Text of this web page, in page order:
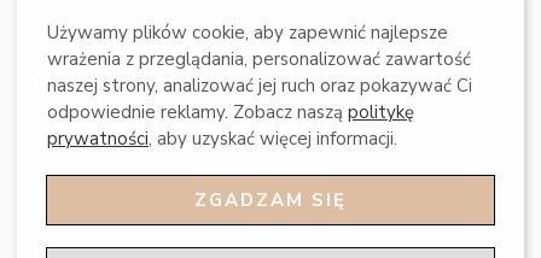
METODY PŁATNOŚCI
©2024 Beztroska All rights reserved
Używamy plików cookie, aby zapewnić najlepsze
wrażenia z przeglądania, personalizować zawartość
naszej strony, analizować jej ruch oraz pokazywać Ci
odpowiednie reklamy. Zobacz naszą politykę
prywatności, aby uzyskać więcej informacji.
ZGADZAM SIĘ